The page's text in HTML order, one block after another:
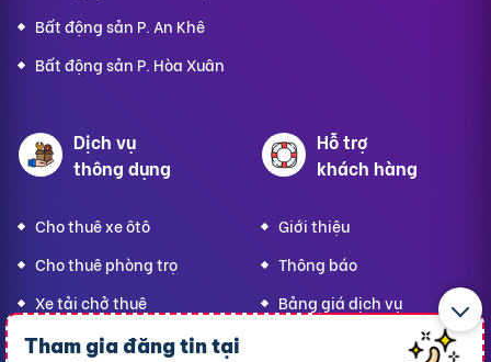
Tham gia đăng tin tại
Bất động sản P. An Khê
Bất động sản P. Hòa Xuân
Dịch vụ
thông dụng
Cho thuê xe ôtô
Cho thuê phòng trọ
Xe tải chở thuê
Homestay
Hỗ trợ
khách hàng
Giới thiệu
Thông báo
Bảng giá dịch vụ